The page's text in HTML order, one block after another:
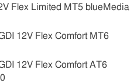
Flex Limited MT5 blueMedia
12V Flex Comfort MT6
12V Flex Comfort AT6